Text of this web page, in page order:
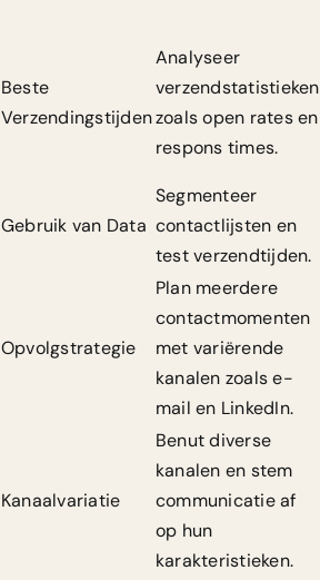
Beste
Verzendingstijden
Analyseer
verzendstatistieken
zoals open rates en
respons times.
Gebruik van Data
Segmenteer
contactlijsten en
test verzendtijden.
Opvolgstrategie
Plan meerdere
contactmomenten
met variërende
kanalen zoals e-
mail en LinkedIn.
Kanaalvariatie
Benut diverse
kanalen en stem
communicatie af
op hun
karakteristieken.